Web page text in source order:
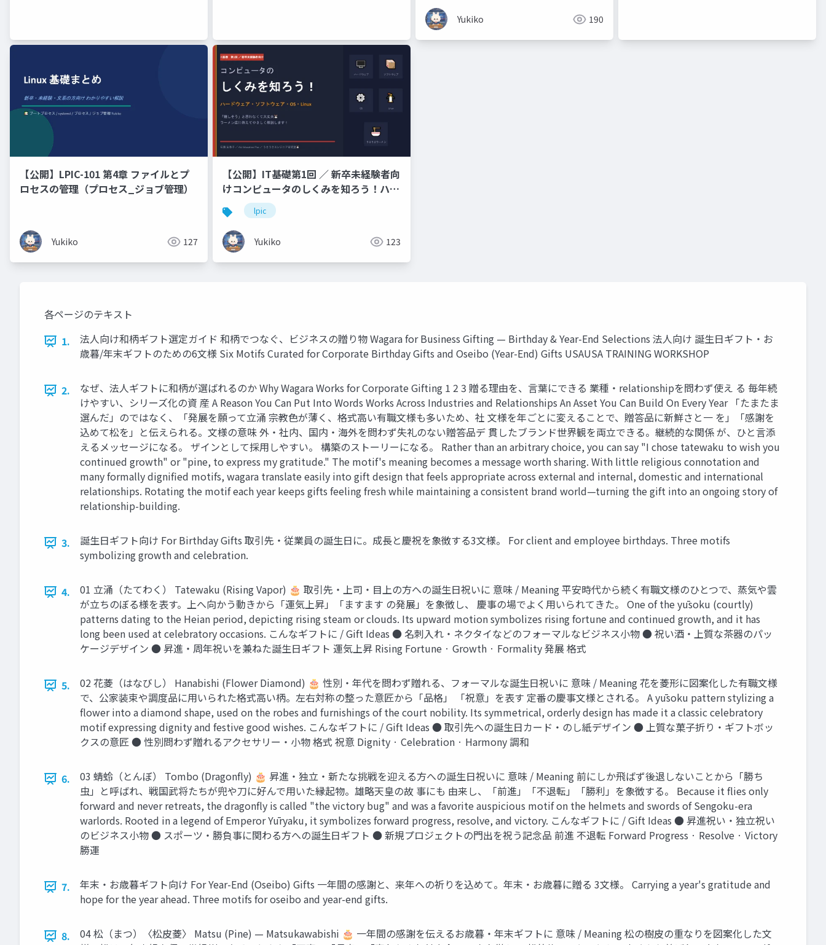
Yukiko 190
【公開】LPIC-101 第4章 ファイルとプ
ロセスの管理（プロセス_ジョブ管理）
Yukiko 127
【公開】IT基礎第1回 ／ 新卒未経験者向
けコンピュータのしくみを知ろう！ハー
ドウェア・ソフトウェア・OS・
Linux「難しそう」と思わなくて大丈夫
🐰 ラーメン店に例えてやさしく解説し
ます！
lpic
Yukiko 123
各ページのテキスト
1.
法人向け和柄ギフト選定ガイド 和柄でつなぐ、ビジネスの贈り物 Wagara for Business Gifting — Birthday & Year-End Selections 法人向け 誕生日ギフト・お
歳暮/年末ギフトのための6文様 Six Motifs Curated for Corporate Birthday Gifts and Oseibo (Year-End) Gifts USAUSA TRAINING WORKSHOP
2.
なぜ、法人ギフトに和柄が選ばれるのか Why Wagara Works for Corporate Gifting 1 2 3 贈る理由を、言葉にできる 業種・relationshipを問わず使え る 毎年続
けやすい、シリーズ化の資 産 A Reason You Can Put Into Words Works Across Industries and Relationships An Asset You Can Build On Every Year 「たまたま
選んだ」のではなく、「発展を願って立涌 宗教色が薄く、格式高い有職文様も多いため、社 文様を年ごとに変えることで、贈答品に新鮮さと一 を」「感謝を
込めて松を」と伝えられる。文様の意味 外・社内、国内・海外を問わず失礼のない贈答品デ 貫したブランド世界観を両立できる。継続的な関係 が、ひと言添
えるメッセージになる。 ザインとして採用しやすい。 構築のストーリーになる。 Rather than an arbitrary choice, you can say "I chose tatewaku to wish you
continued growth" or "pine, to express my gratitude." The motif's meaning becomes a message worth sharing. With little religious connotation and
many formally dignified motifs, wagara translate easily into gift design that feels appropriate across external and internal, domestic and international
relationships. Rotating the motif each year keeps gifts feeling fresh while maintaining a consistent brand world—turning the gift into an ongoing story of
relationship-building.
3.
誕生日ギフト向け For Birthday Gifts 取引先・従業員の誕生日に。成長と慶祝を象徴する3文様。 For client and employee birthdays. Three motifs
symbolizing growth and celebration.
4.
01 立涌（たてわく） Tatewaku (Rising Vapor) 🎂 取引先・上司・目上の方への誕生日祝いに 意味 / Meaning 平安時代から続く有職文様のひとつで、蒸気や雲
が立ちのぼる様を表す。上へ向かう動きから「運気上昇」「ますます の発展」を象徴し、 慶事の場でよく用いられてきた。 One of the yūsoku (courtly)
patterns dating to the Heian period, depicting rising steam or clouds. Its upward motion symbolizes rising fortune and continued growth, and it has
long been used at celebratory occasions. こんなギフトに / Gift Ideas ● 名刺入れ・ネクタイなどのフォーマルなビジネス小物 ● 祝い酒・上質な茶器のパッ
ケージデザイン ● 昇進・周年祝いを兼ねた誕生日ギフト 運気上昇 Rising Fortune · Growth · Formality 発展 格式
5.
02 花菱（はなびし） Hanabishi (Flower Diamond) 🎂 性別・年代を問わず贈れる、フォーマルな誕生日祝いに 意味 / Meaning 花を菱形に図案化した有職文様
で、公家装束や調度品に用いられた格式高い柄。左右対称の整った意匠から「品格」 「祝意」を表す 定番の慶事文様とされる。 A yūsoku pattern stylizing a
flower into a diamond shape, used on the robes and furnishings of the court nobility. Its symmetrical, orderly design has made it a classic celebratory
motif expressing dignity and festive good wishes. こんなギフトに / Gift Ideas ● 取引先への誕生日カード・のし紙デザイン ● 上質な菓子折り・ギフトボッ
クスの意匠 ● 性別問わず贈れるアクセサリー・小物 格式 祝意 Dignity · Celebration · Harmony 調和
6.
03 蜻蛉（とんぼ） Tombo (Dragonfly) 🎂 昇進・独立・新たな挑戦を迎える方への誕生日祝いに 意味 / Meaning 前にしか飛ばず後退しないことから「勝ち
虫」と呼ばれ、戦国武将たちが兜や刀に好んで用いた縁起物。雄略天皇の故 事にも 由来し、「前進」「不退転」「勝利」を象徴する。 Because it flies only
forward and never retreats, the dragonfly is called "the victory bug" and was a favorite auspicious motif on the helmets and swords of Sengoku-era
warlords. Rooted in a legend of Emperor Yūryaku, it symbolizes forward progress, resolve, and victory. こんなギフトに / Gift Ideas ● 昇進祝い・独立祝い
のビジネス小物 ● スポーツ・勝負事に関わる方への誕生日ギフト ● 新規プロジェクトの門出を祝う記念品 前進 不退転 Forward Progress · Resolve · Victory
勝運
7.
年末・お歳暮ギフト向け For Year-End (Oseibo) Gifts 一年間の感謝と、来年への祈りを込めて。年末・お歳暮に贈る 3文様。 Carrying a year's gratitude and
hope for the year ahead. Three motifs for oseibo and year-end gifts.
8.
04 松（まつ）〈松皮菱〉 Matsu (Pine) — Matsukawabishi 🎂 一年間の感謝を伝えるお歳暮・年末ギフトに 意味 / Meaning 松の樹皮の重なりを図案化した文